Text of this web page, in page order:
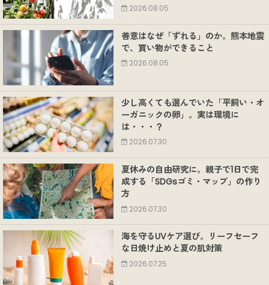
2026.08.05
善意はなぜ「ずれる」のか。熊本地震
で、買い物ができること
2026.08.05
少し高くても選んでいた「平飼い・オ
ーガニックの卵」。実は環境に
は・・・？
2026.07.30
夏休みの自由研究に。親子で1日で完
成する「SDGsゴミ・マップ」の作り
方
2026.07.30
海を守るUVケア選び。リーフセーフ
な日焼け止めと夏の肌対策
2026.07.25